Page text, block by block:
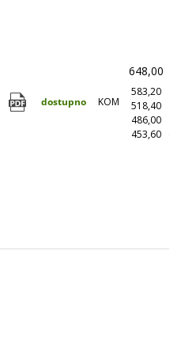
dostupno KOM
648,00
583,20
518,40
486,00
453,60